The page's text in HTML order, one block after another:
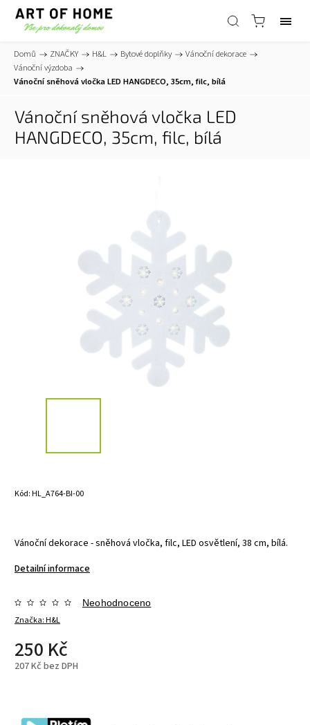
Domů / ZNAČKY / H&L / Bytové doplňky / Vánoční dekorace /
Vánoční výzdoba /
Vánoční sněhová vločka LED HANGDECO, 35cm, filc, bílá
Vánoční sněhová vločka LED
HANGDECO, 35cm, filc, bílá
Kód:HL_A764-BI-00
Vánoční dekorace - sněhová vločka, filc, LED osvětlení, 38 cm, bílá.
Detailní informace
Značka:H&L
Neohodnoceno
250 Kč
207 Kč bez DPH